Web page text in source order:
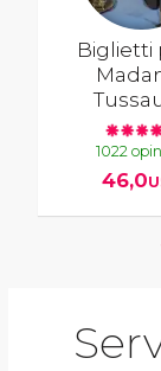
Biglietti
1022
46,0